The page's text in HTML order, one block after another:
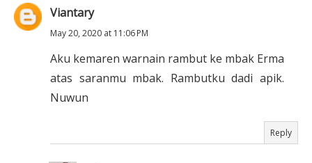
Viantary
May 20, 2020 at 11:06 PM
Aku kemaren warnain rambut ke mbak Erma
atas saranmu mbak. Rambutku dadi apik.
Nuwun
Reply